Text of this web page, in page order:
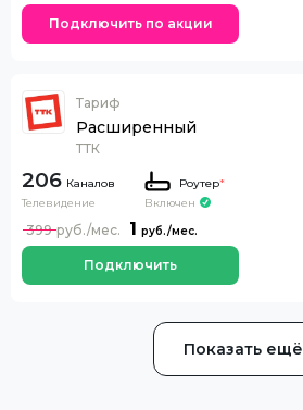
Подключить по акции
Тариф
Расширенный
ТТК
206 Каналов
Телевидение
Роутер*
Включен
1
399
Подключить
Показать ещё